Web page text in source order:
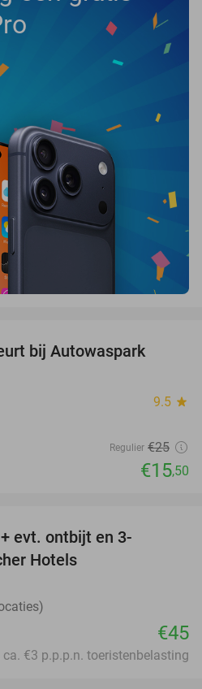
bij Autowaspark
9.5 star
Regulier €25
€15,50
evt. ontbijt en 3-
Hotels
€45
ca. €3 p.p.p.n. toeristenbelasting